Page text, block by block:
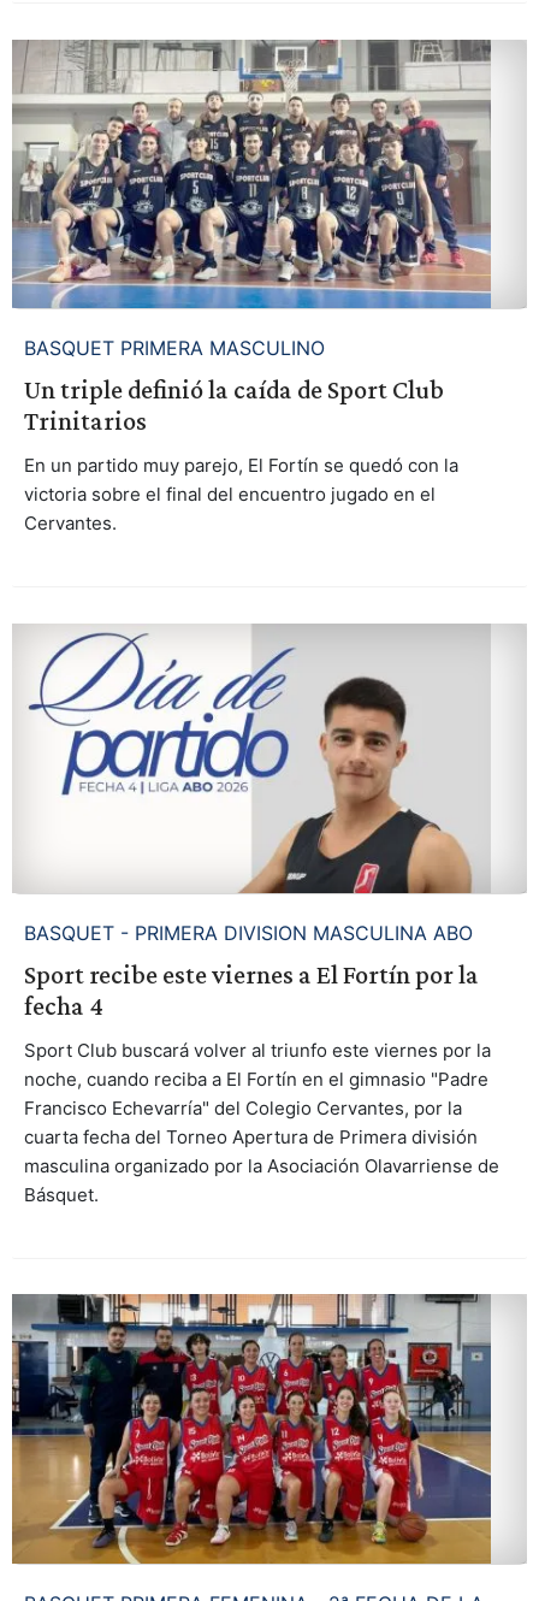
BASQUET PRIMERA MASCULINO
Un triple definió la caída de Sport Club
Trinitarios
En un partido muy parejo, El Fortín se quedó con la
victoria sobre el final del encuentro jugado en el
Cervantes.
BASQUET - PRIMERA DIVISION MASCULINA ABO
Sport recibe este viernes a El Fortín por la
fecha 4
Sport Club buscará volver al triunfo este viernes por la
noche, cuando reciba a El Fortín en el gimnasio "Padre
Francisco Echevarría" del Colegio Cervantes, por la
cuarta fecha del Torneo Apertura de Primera división
masculina organizado por la Asociación Olavarriense de
Básquet.